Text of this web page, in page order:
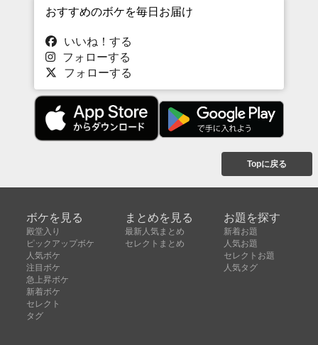
おすすめのボケを毎日お届け
いいね！する
フォローする
フォローする
Topに戻る
ボケを見る
殿堂入り
ピックアップボケ
人気ボケ
注目ボケ
急上昇ボケ
新着ボケ
セレクト
タグ
まとめを見る
最新人気まとめ
セレクトまとめ
お題を探す
新着お題
人気お題
セレクトお題
人気タグ